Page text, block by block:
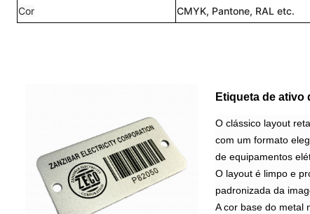
Cor
CMYK, Pantone, RAL etc.
Etiqueta de ativo
O clássico layout
com um formato
de equipamentos
O layout é limpo e
padronizada da
A cor base do metal